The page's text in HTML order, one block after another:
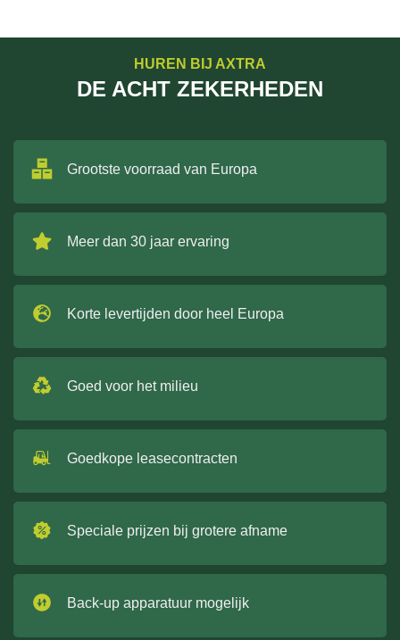
HUREN BIJ AXTRA
DE ACHT ZEKERHEDEN
Grootste voorraad van Europa
Meer dan 30 jaar ervaring
Korte levertijden door heel Europa
Goed voor het milieu
Goedkope leasecontracten
Speciale prijzen bij grotere afname
Back-up apparatuur mogelijk